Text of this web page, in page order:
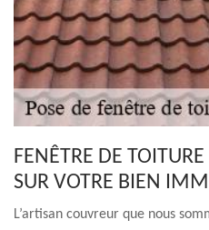
FENÊTRE DE
SUR VOTRE BIEN
L’artisan couvreur que nous